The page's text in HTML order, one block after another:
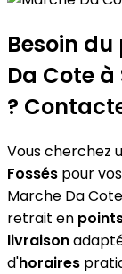
+
−
Besoin du
Da Cote à
?
Vous cherchez
Fossés pour
Marche Da
retrait en
livraison
d'horaires